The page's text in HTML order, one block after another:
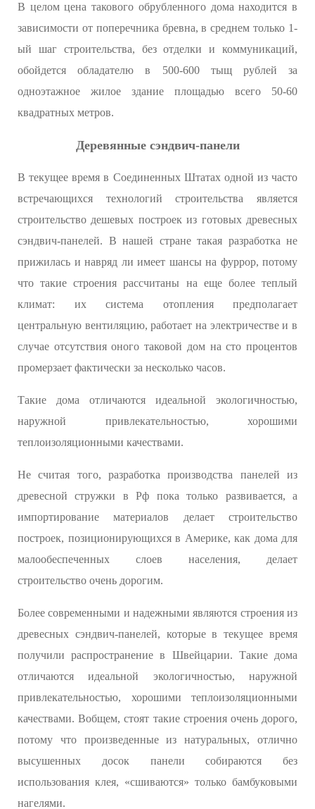
В целом цена такового обрубленного дома находится в
зависимости от поперечника бревна, в среднем только 1-
ый шаг строительства, без отделки и коммуникаций,
обойдется обладателю в 500-600 тыщ рублей за
одноэтажное жилое здание площадью всего 50-60
квадратных метров.
Деревянные сэндвич-панели
В текущее время в Соединенных Штатах одной из часто
встречающихся технологий строительства является
строительство дешевых построек из готовых древесных
сэндвич-панелей. В нашей стране такая разработка не
прижилась и навряд ли имеет шансы на фуррор, потому
что такие строения рассчитаны на еще более теплый
климат: их система отопления предполагает
центральную вентиляцию, работает на электричестве и в
случае отсутствия оного таковой дом на сто процентов
промерзает фактически за несколько часов.
Такие дома отличаются идеальной экологичностью,
наружной привлекательностью, хорошими
теплоизоляционными качествами.
Не считая того, разработка производства панелей из
древесной стружки в Рф пока только развивается, а
импортирование материалов делает строительство
построек, позиционирующихся в Америке, как дома для
малообеспеченных слоев населения, делает
строительство очень дорогим.
Более современными и надежными являются строения из
древесных сэндвич-панелей, которые в текущее время
получили распространение в Швейцарии. Такие дома
отличаются идеальной экологичностью, наружной
привлекательностью, хорошими теплоизоляционными
качествами. Вобщем, стоят такие строения очень дорого,
потому что произведенные из натуральных, отлично
высушенных досок панели собираются без
использования клея, «сшиваются» только бамбуковыми
нагелями.